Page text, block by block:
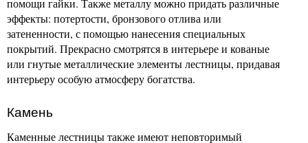
помощи гайки. Также металлу можно придать различные
эффекты: потертости, бронзового отлива или
затененности, с помощью нанесения специальных
покрытий. Прекрасно смотрятся в интерьере и кованые
или гнутые металлические элементы лестницы, придавая
интерьеру особую атмосферу богатства.
Камень
Каменные лестницы также имеют неповторимый